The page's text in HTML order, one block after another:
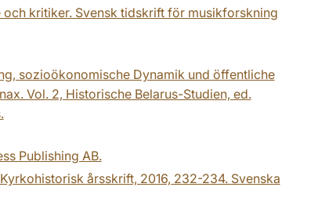
och kritiker. Svensk tidskrift för musikforskning
sozioökonomische Dynamik und öffentliche
Vol. 2, Historische Belarus-Studien, ed.
Publishing AB.
årsskrift, 2016, 232-234. Svenska